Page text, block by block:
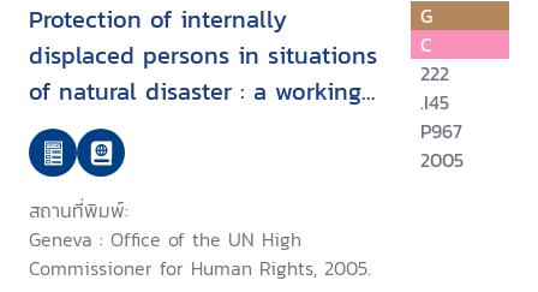
Protection of internally
displaced persons in situations
of natural disaster : a working
visit to Asia by the
Representative of the United
Nations Secretary-General on
the Human Rights of Internally
Displaced Persons, Walter Kalin,
สถานที่พิมพ์:
Geneva : Office of the UN High
Commissioner for Human Rights, 2005.
G
C
222
.I45
P967
2005